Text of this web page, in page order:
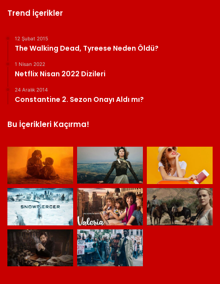
Trend İçerikler
12 Şubat 2015
The Walking Dead, Tyreese Neden Öldü?
1 Nisan 2022
Netflix Nisan 2022 Dizileri
24 Aralık 2014
Constantine 2. Sezon Onayı Aldı mı?
Bu İçerikleri Kaçırma!